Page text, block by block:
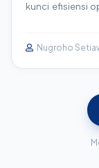
kunci efisiensi
memaksimalkan
Nugroho